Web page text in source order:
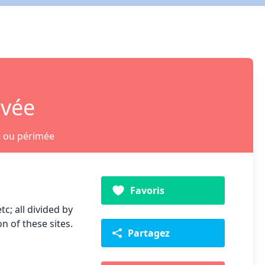
ou périmée
all divided by
of these sites.
Favoris
Partagez